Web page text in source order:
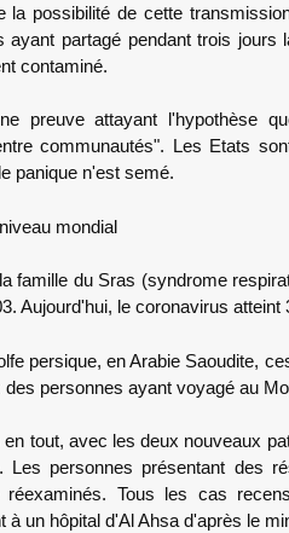
la possibilité de cette
ayant partagé pendant trois
contaminé.
preuve attayant l'hypothèse
communautés". Les Etats
panique n'est semé.
mondial
famille du Sras (syndrome
Aujourd'hui, le coronavirus
persique, en Arabie Saoudite,
personnes ayant voyagé au
tout, avec les deux nouveaux
Les personnes présentant des
Tous les cas
à un hôpital d'Al Ahsa d'après le